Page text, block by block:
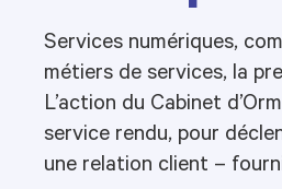
Services numériques,
métiers de services, la
L’action du Cabinet
service rendu, pour
une relation client –